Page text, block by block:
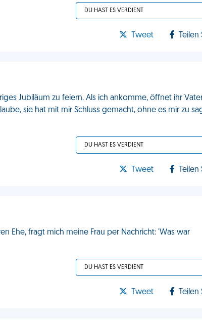
DU HAST ES VERDIENT
Tweet Teilen
Jubiläum zu feiern. Als ich ankomme, öffnet ihr
sie hat mit mir Schluss gemacht, ohne es mir zu
DU HAST ES VERDIENT
Tweet Teilen
Ehe, fragt mich meine Frau per Nachricht: 'Was war
DU HAST ES VERDIENT
Tweet Teilen